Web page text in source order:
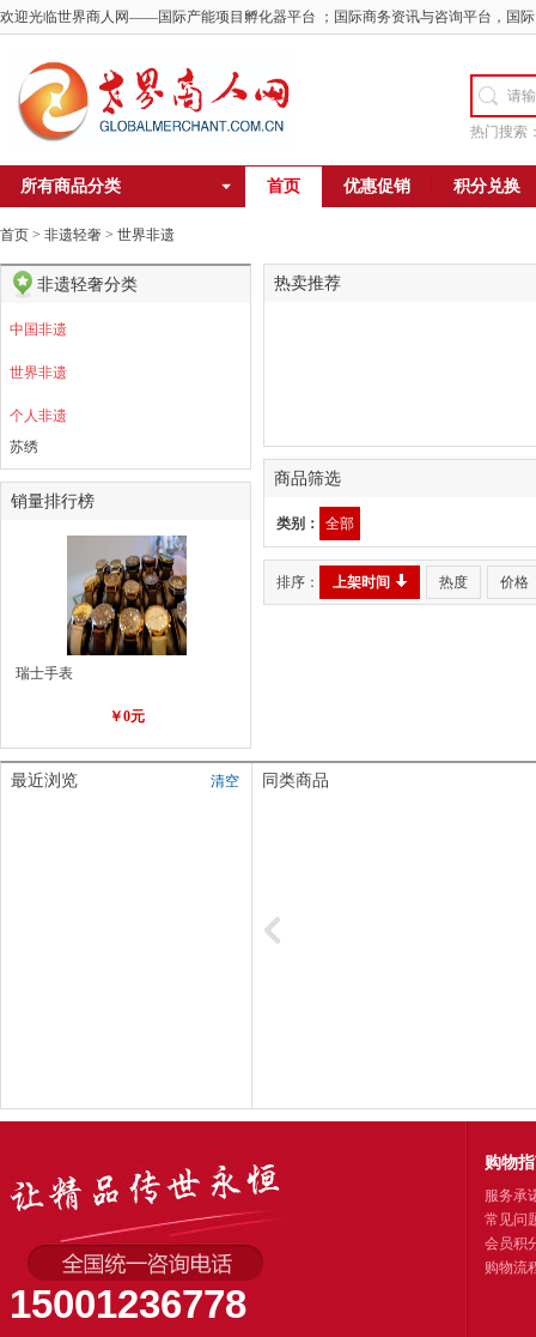
欢迎光临世界商人网——国际产能项目孵化器平台 ；国际商务资讯与咨询平台，国
热门搜索
所有商品分类 首页 优惠促销 积分兑换
首页 > 非遗轻奢 > 世界非遗
非遗轻奢分类
中国非遗
世界非遗
个人非遗
苏绣
销量排行榜
瑞士手表
￥0元
热卖推荐
商品筛选
类别： 全部
排序： 上架时间 热度 价格
最近浏览 清空 同类商品
15001236778
购物
服务承
常见问
会员积
购物流